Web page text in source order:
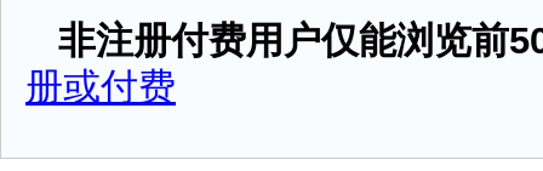
非注册付费用户仅能浏览前
册或付费